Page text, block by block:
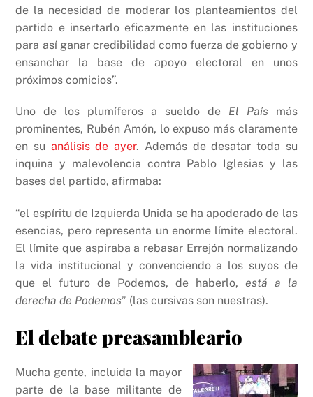
de la necesidad de moderar los planteamientos del
partido e insertarlo eficazmente en las instituciones
para así ganar credibilidad como fuerza de gobierno y
ensanchar la base de apoyo electoral en unos
próximos comicios”.
Uno de los plumíferos a sueldo de El Paísmás
prominentes, Rubén Amón, lo expuso más claramente
en su análisis de ayer. Además de desatar toda su
inquina y malevolencia contra Pablo Iglesias y las
bases del partido, afirmaba:
“el espíritu de Izquierda Unida se ha apoderado de las
esencias, pero representa un enorme límite electoral.
El límite que aspiraba a rebasar Errejón normalizando
la vida institucional y convenciendo a los suyos de
que el futuro de Podemos, de haberlo, está a la
derecha de Podemos” (las cursivas son nuestras).
El debate preasambleario
Mucha gente, incluida la mayor
parte de la base militante de